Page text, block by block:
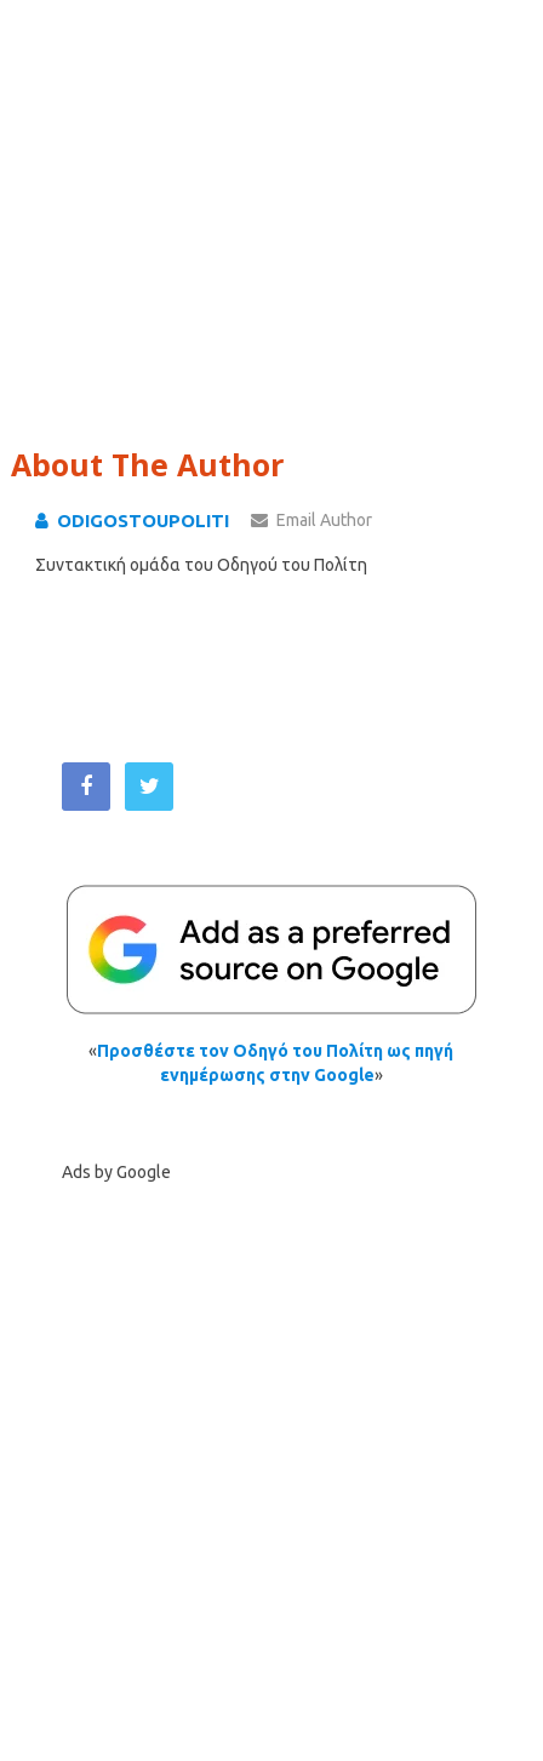
About The Author
ODIGOSTOUPOLITI Email Author
Συντακτική ομάδα του Οδηγού του Πολίτη
«Προσθέστε τον Οδηγό του Πολίτη ως πηγή
ενημέρωσης στην Google»
Ads by Google